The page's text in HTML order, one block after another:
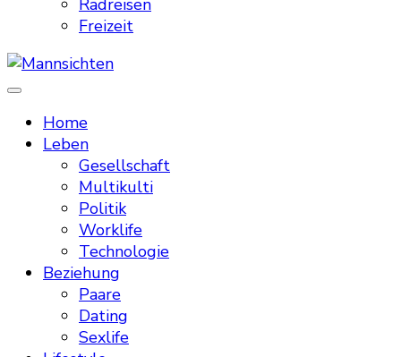
Radreisen
Freizeit
Mannsichten
Home
Leben
Gesellschaft
Multikulti
Politik
Worklife
Technologie
Beziehung
Paare
Dating
Sexlife